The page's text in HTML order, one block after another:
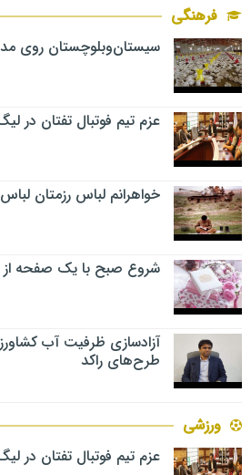
فرهنگی
سیستان‌وبلوچستان روی
عزم تیم فوتبال تفتان در
خواهرانم لباس رزمتان
شروع صبح با یک صفحه از
آزادسازی ظرفیت آب
طرح‌های راکد
ورزشی
عزم تیم فوتبال تفتان در